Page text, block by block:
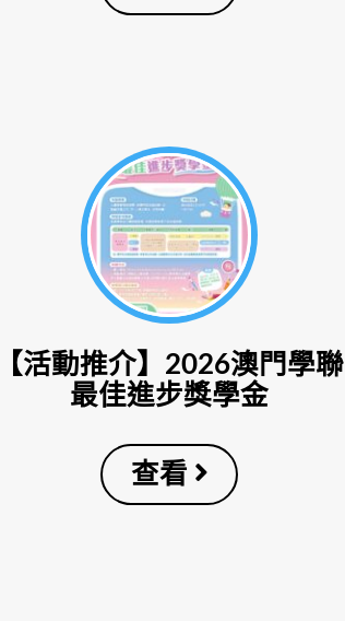
【活動推介】2026澳門學聯
最佳進步獎學金
查看